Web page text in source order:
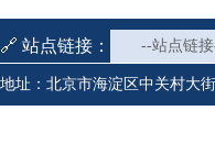
🔗 站点链接： --站点链
地址：北京市海淀区中关村大